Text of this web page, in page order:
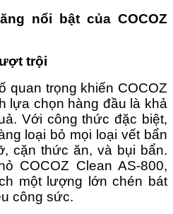
nổi bật của COCOZ
trội
quan trọng khiến COCOZ
lựa chọn hàng đầu là khả
Với công thức đặc biệt,
loại bỏ mọi loại vết bẩn
cặn thức ăn, và bụi bẩn.
COCOZ Clean AS-800,
một lượng lớn chén bát
công sức.